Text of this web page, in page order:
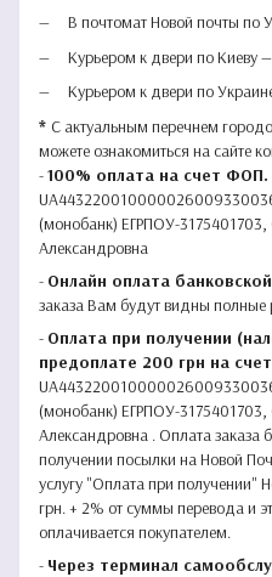
В почтомат Новой почты по
Курьером к двери по Киеву
Курьером к двери по
* С актуальным перечнем
можете ознакомиться на сайте
-100% оплата на счет ФОП.
(монобанк) ЕГРПОУ-
Александровна
- Онлайн оплата
заказа Вам будут видны полные
- Оплата при получении
предоплате 200 грн на
(монобанк) ЕГРПОУ-
Александровна . Оплата заказа
получении посылки на Новой
услугу "Оплата при получении"
грн. + 2% от суммы перевода и
оплачивается покупателем.
- Через терминал